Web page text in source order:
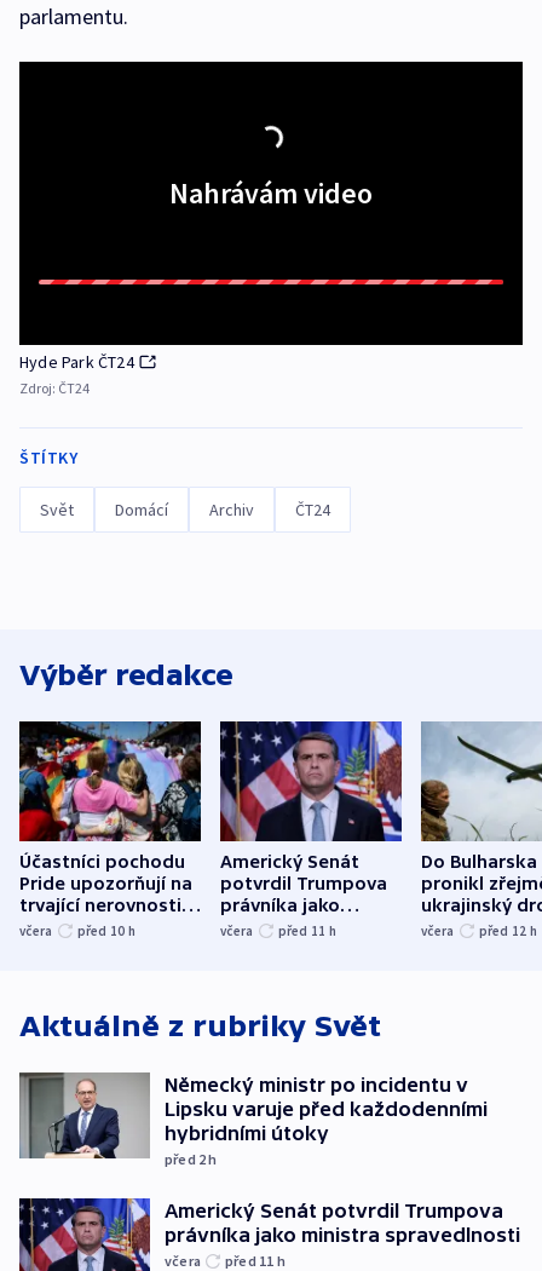
parlamentu.
Nahrávám video
Hyde Park ČT24
Zdroj: ČT24
ŠTÍTKY
Svět Domácí Archiv ČT24
Výběr redakce
Účastníci pochodu
Pride upozorňují na
trvající nerovnosti i
společenskou
včera před 10 h
Americký Senát
potvrdil Trumpova
právníka jako
ministra
včera před 11 h
Do Bulharska
pronikl
ukrajinský
explodoval
včera před 12 h
Aktuálně z rubriky Svět
Německý ministr po incidentu v
Lipsku varuje před každodenními
hybridními útoky
před 2h
Americký Senát potvrdil Trumpova
právníka jako ministra spravedlnosti
včera před 11 h